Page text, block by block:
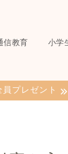
信教育 小学
プレゼント